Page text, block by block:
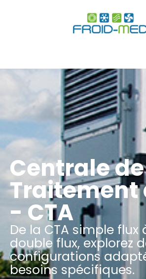
Centrale de
Traitement
- CTA
De la CTA simple flux
double flux, explorez
configurations
besoins spécifiques.